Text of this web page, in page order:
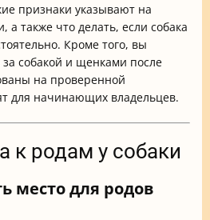
признаки указывают на
а также что делать, если собака
Кроме того, вы
за собакой и щенками после
на проверенной
для начинающих владельцев.
к родам у собаки
место для родов